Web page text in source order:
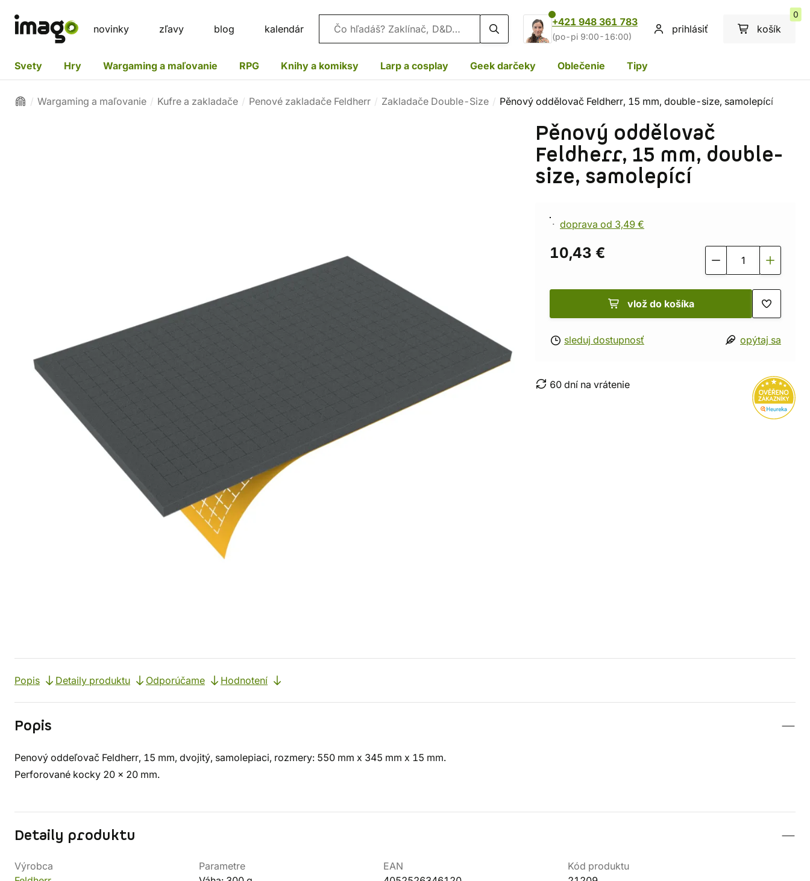
novinky zľavy blog kalendár Vyhľadávanie
+421 948 361 783
(po-pi 9:00-16:00)
prihlásiť košík
0
Svety Hry Wargaming a maľovanie RPG Knihy a komiksy Larp a cosplay Geek darčeky Oblečenie Tipy
Wargaming a maľovanie Kufre a zakladače Penové zakladače Feldherr Zakladače Double-Size Pěnový oddělovač Feldherr, 15 mm, double-size, samolepící
Pěnový oddělovač
Feldherr, 15 mm, double-
size, samolepící
doprava od 3,49 €
10,43 €
vlož do košíka
sleduj dostupnosť opýtaj sa
60 dní na vrátenie
Popis Detaily produktu Odporúčame Hodnotení
Popis
Penový oddeľovač Feldherr, 15 mm, dvojitý, samolepiaci, rozmery: 550 mm x 345 mm x 15 mm.
Perforované kocky 20 x 20 mm.
Detaily produktu
Výrobca
Parametre
EAN
Kód produktu